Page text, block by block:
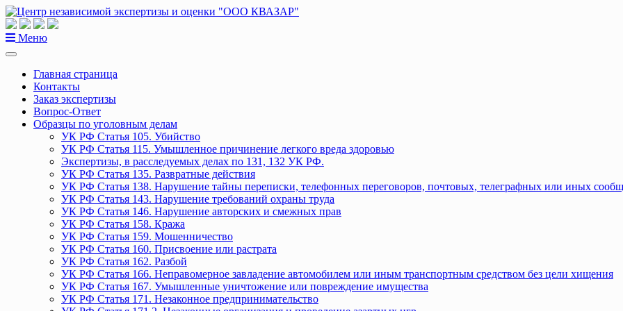
Перейти
к
содержанию
Меню
Главная страница
Контакты
Заказ экспертизы
Вопрос-Ответ
Образцы по уголовным делам
УК РФ Статья 105. Убийство
УК РФ Статья 115. Умышленное причинение легкого вреда здоровью
Экспертизы, в расследуемых делах по 131, 132 УК РФ.
УК РФ Статья 135. Развратные действия
УК РФ Статья 138. Нарушение тайны переписки, телефонных переговоров, почтовых, телеграфных или иных
УК РФ Статья 143. Нарушение требований охраны труда
УК РФ Статья 146. Нарушение авторских и смежных прав
УК РФ Статья 158. Кража
УК РФ Статья 159. Мошенничество
УК РФ Статья 160. Присвоение или растрата
УК РФ Статья 162. Разбой
УК РФ Статья 166. Неправомерное завладение автомобилем или иным транспортным средством без цели хищения
УК РФ Статья 167. Умышленные уничтожение или повреждение имущества
УК РФ Статья 171. Незаконное предпринимательство